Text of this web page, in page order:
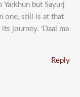
but Sayurj
one, still is at that
journey. ‘Daal ma
Reply